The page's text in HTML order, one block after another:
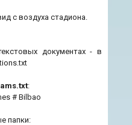
с воздуха стадиона.
документах - в
:
# Bilbao
папки: